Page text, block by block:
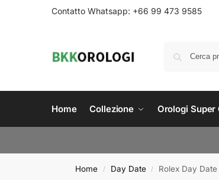
Contatto Whatsapp: +66 99 473 9585
Home Collezione Orologi Super
Home / Day Date / Rolex Day